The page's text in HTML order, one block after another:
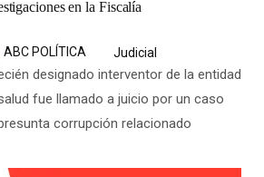
en la Fiscalía
ABC POLÍTICA Judicial
designado interventor de la entidad
fue llamado a juicio por un caso
corrupción relacionado